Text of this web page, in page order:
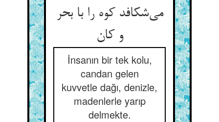
می‌‌شکافد کوه را با بحر
و کان‌‌
İnsanın bir tek kolu,
candan gelen
kuvvetle dağı, denizle,
madenlerle yarıp
delmekte.